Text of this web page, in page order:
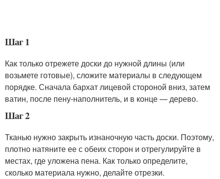
Шаг 1
Как только отрежете доски до нужной длины (или
возьмете готовые), сложите материалы в следующем
порядке. Сначала бархат лицевой стороной вниз, затем
ватин, после пену-наполнитель, и в конце — дерево.
Шаг 2
Тканью нужно закрыть изнаночную часть доски. Поэтому,
плотно натяните ее с обеих сторон и отрегулируйте в
местах, где уложена пена. Как только определите,
сколько материала нужно, делайте отрезки.